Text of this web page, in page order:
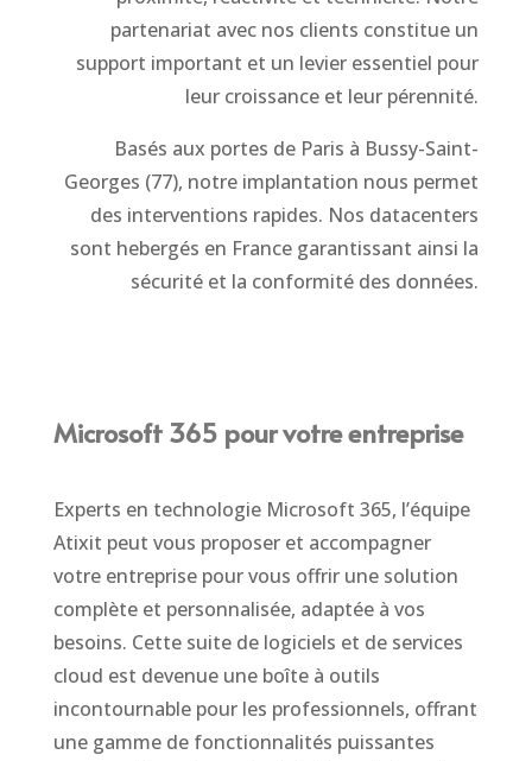
partenariat avec nos clients constitue un
support important et un levier essentiel pour
leur croissance et leur pérennité.
Basés aux portes de Paris à Bussy-Saint-
Georges (77), notre implantation nous permet
des interventions rapides. Nos datacenters
sont hebergés en France garantissant ainsi la
sécurité et la conformité des données.
Microsoft 365 pour votre entreprise
Experts en technologie Microsoft 365, l’équipe
Atixit peut vous proposer et accompagner
votre entreprise pour vous offrir une solution
complète et personnalisée, adaptée à vos
besoins. Cette suite de logiciels et de services
cloud est devenue une boîte à outils
incontournable pour les professionnels, offrant
une gamme de fonctionnalités puissantes